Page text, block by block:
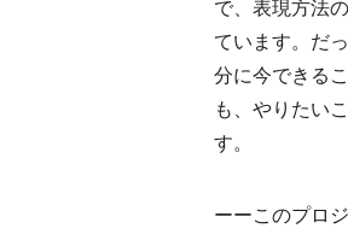
で、表現方法
ています。だ
分に今できる
も、やりたい
す。
ーーこのプロ